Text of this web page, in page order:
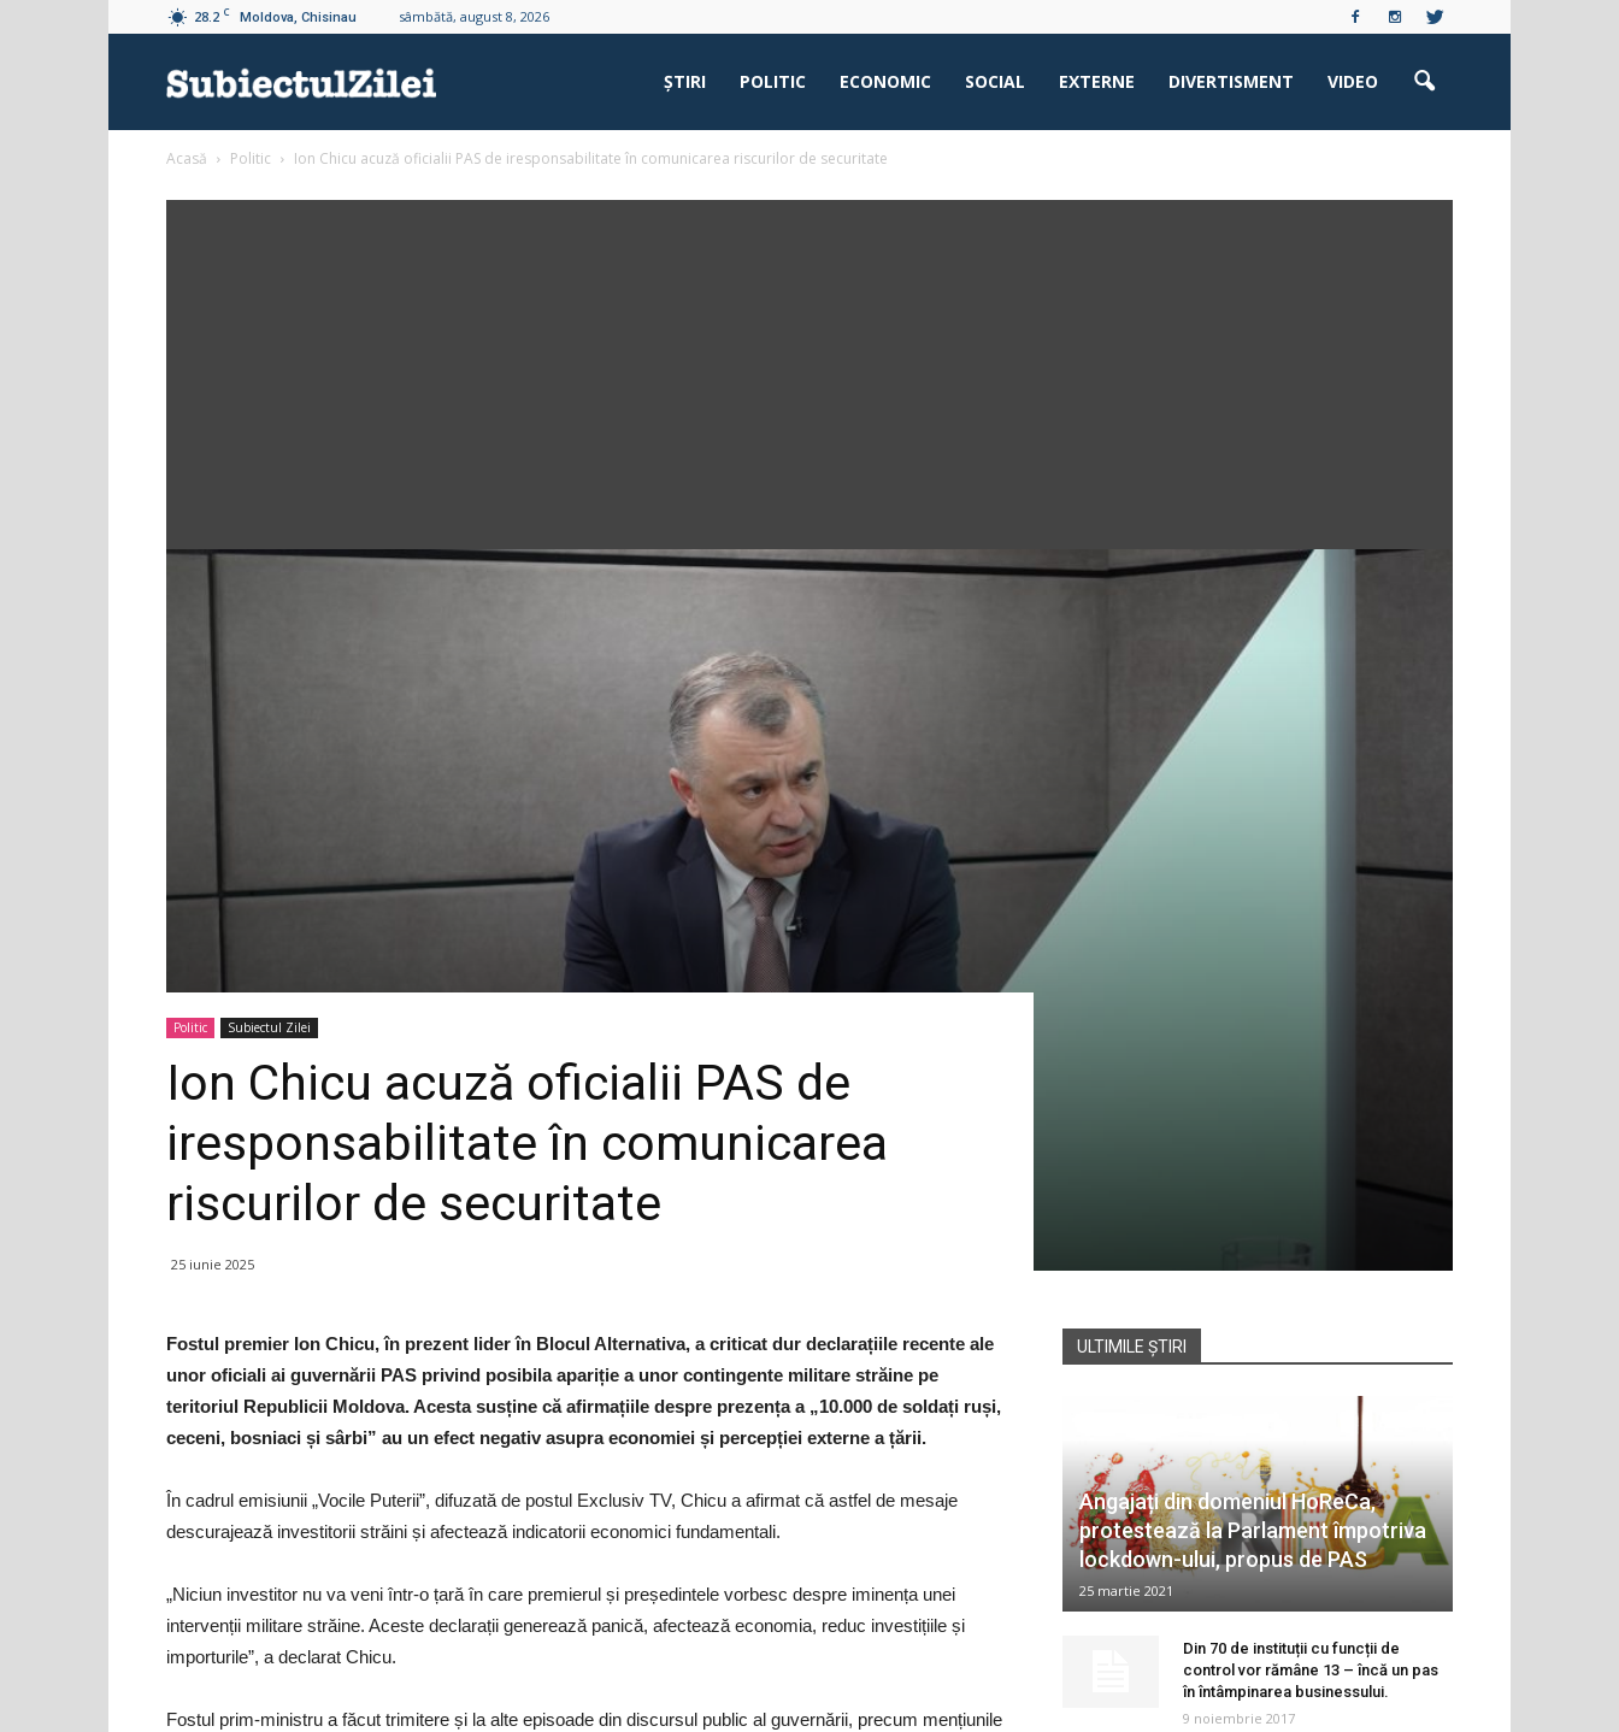
28.2 C Moldova, Chisinau sâmbătă, august 8, 2026
ŞTIRI POLITIC ECONOMIC SOCIAL EXTERNE DIVERTISMENT VIDEO
Acasă Politic Ion Chicu acuză oficialii PAS de iresponsabilitate în comunicarea riscurilor de securitate
Politic Subiectul Zilei
Ion Chicu acuză oficialii PAS de
iresponsabilitate în comunicarea
riscurilor de securitate
25 iunie 2025
Fostul premier Ion Chicu, în prezent lider în Blocul Alternativa, a criticat dur declarațiile recente ale
unor oficiali ai guvernării PAS privind posibila apariție a unor contingente militare străine pe
teritoriul Republicii Moldova. Acesta susține că afirmațiile despre prezența a „10.000 de soldați ruși,
ceceni, bosniaci și sârbi” au un efect negativ asupra economiei și percepției externe a țării.
În cadrul emisiunii „Vocile Puterii”, difuzată de postul Exclusiv TV, Chicu a afirmat că astfel de mesaje
descurajează investitorii străini și afectează indicatorii economici fundamentali.
„Niciun investitor nu va veni într-o țară în care premierul și președintele vorbesc despre iminența unei
intervenții militare străine. Aceste declarații generează panică, afectează economia, reduc investițiile și
importurile”, a declarat Chicu.
Fostul prim-ministru a făcut trimitere și la alte episoade din discursul public al guvernării, precum mențiunile
ULTIMILE ȘTIRI
Angajați din domeniul HoReCa,
protestează la Parlament împotriva
lockdown-ului, propus de PAS
25 martie 2021
Din 70 de instituții cu funcții de
control vor rămâne 13 – încă un pas
în întâmpinarea businessului.
9 noiembrie 2017